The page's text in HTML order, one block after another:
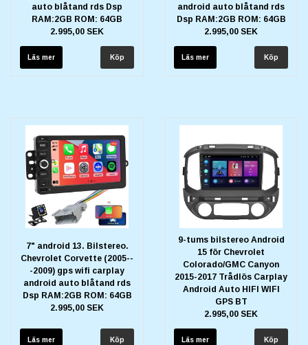
auto blåtand rds Dsp
RAM:2GB ROM: 64GB
2.995,00 SEK
Läs mer
android auto blåtand rds
Dsp RAM:2GB ROM: 64GB
2.995,00 SEK
Läs mer
7" android 13. Bilstereo.
Chevrolet Corvette (2005--
-2009) gps wifi carplay
android auto blåtand rds
Dsp RAM:2GB ROM: 64GB
2.995,00 SEK
Läs mer
9-tums bilstereo Android
15 för Chevrolet
Colorado/GMC Canyon
2015-2017 Trådlös Carplay
Android Auto HIFI WIFI
GPS BT
2.995,00 SEK
Läs mer